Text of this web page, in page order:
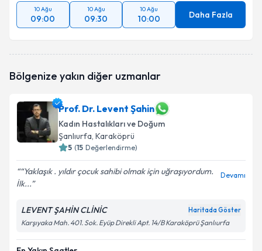
10 Ağu
09:00
10 Ağu
09:30
10 Ağu
10:00 Daha Fazla
Bölgenize yakın diğer uzmanlar
Prof. Dr. Levent Şahin
Kadın Hastalıkları ve Doğum
Şanlıurfa, Karaköprü
5 (15 Değerlendirme)
“Yaklaşık . yıldır çocuk sahibi olmak için uğraşıyordum.
İlk...
Devamı
LEVENT ŞAHİN CLİNİC Haritada Göster
Karşıyaka Mah. 401. Sok. Eyüp Direkli Apt. 14/B Karaköprü Şanlıurfa